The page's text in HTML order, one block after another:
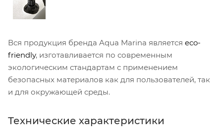
Вся продукция бренда Aqua Marina является eco-
friendly, изготавливается по современным
экологическим стандартам с применением
безопасных материалов как для пользователей, так
и для окружающей среды.
Технические характеристики